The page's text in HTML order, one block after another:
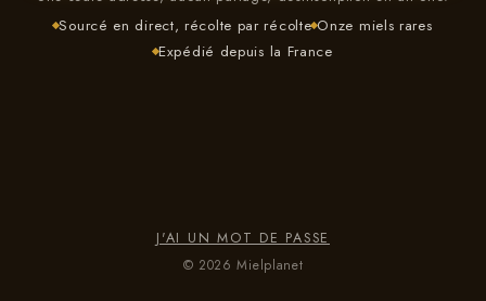
Sourcé en direct, récolte par récolte Onze miels rares
Expédié depuis la France
J'AI UN MOT DE PASSE
© 2026 Mielplanet